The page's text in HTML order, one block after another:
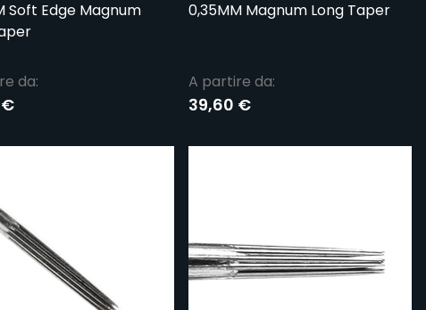
Soft Edge Magnum
da:
€
0,35MM Magnum Long Taper
A partire da:
39,60 €